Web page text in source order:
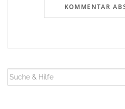
SUCHEN
NACH: